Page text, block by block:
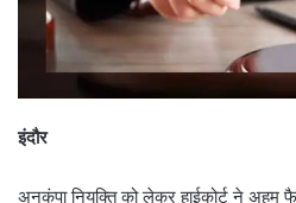
इंदौर
अनुकंपा नियुक्ति को लेकर हाईकोर्ट ने